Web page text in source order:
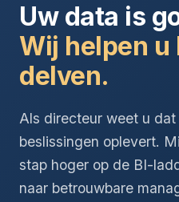
Uw data is
Wij helpen u
delven.
Als directeur weet u
beslissingen oplevert.
stap hoger op de BI-
naar betrouwbare